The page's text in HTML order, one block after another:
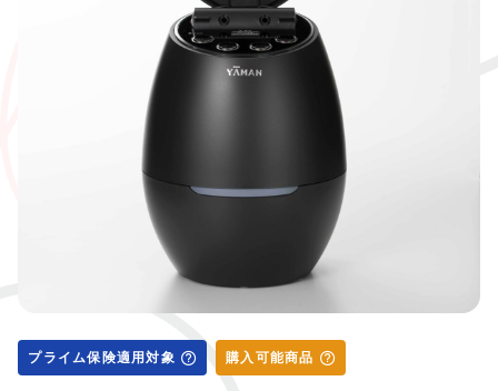
プライム保険適用対象 購入可能商品